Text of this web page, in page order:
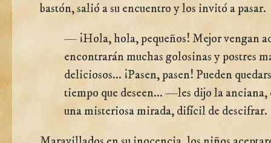
bastón, salió a su encuentro y los invitó a pasar.
— ¡Hola, hola, pequeños! Mejor vengan
encontrarán muchas golosinas y postres
deliciosos... ¡Pasen, pasen! Pueden
tiempo que deseen... —les dijo la anciana,
una misteriosa mirada, difícil de descifrar.